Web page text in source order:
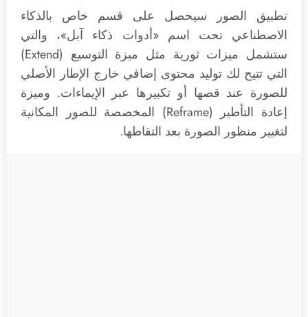
تطبيق الصور سيحصل على قسم خاص بالذكاء
الاصطناعي تحت اسم «أدوات ذكاء آبل»، والتي
ستشمل ميزات ثورية مثل ميزة التوسيع (Extend)
التي تتيح لك توليد محتوى إضافي خارج الإطار الأصلي
للصورة عند قصها أو تكبيرها عبر الإيماءات. وميزة
إعادة التأطير (Reframe) المخصصة للصور المكانية
لتغيير منظور الصورة بعد التقاطها.